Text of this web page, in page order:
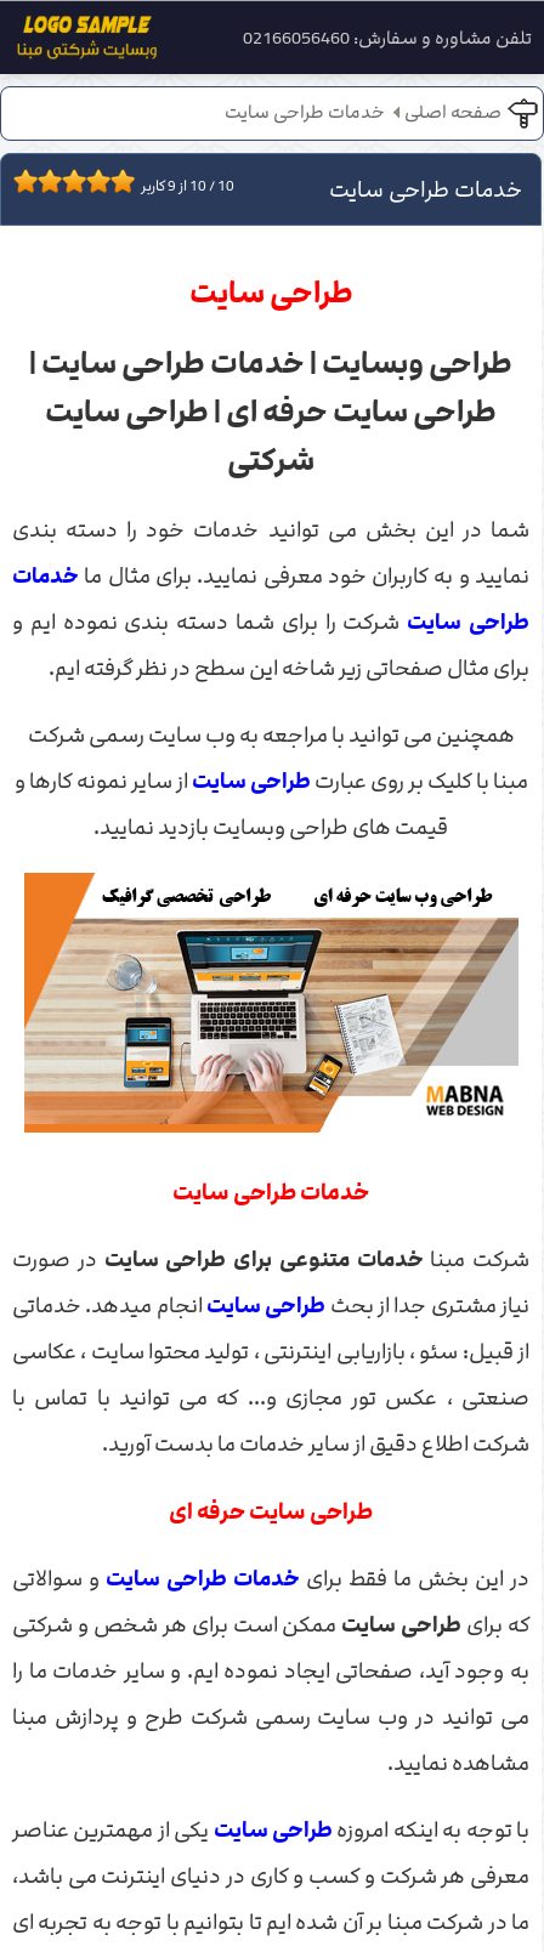
صفحه اصلی خدمات طراحی سایت
خدمات طراحی سایت 10/10 از 9کاربر
طراحی سایت
طراحی وبسایت | خدمات طراحی سایت |
طراحی سایت حرفه ای | طراحی سایت
شرکتی
شما در این بخش می توانید خدمات خود را دسته بندی
نمایید و به کاربران خود معرفی نمایید. برای مثال ما خدمات
طراحی سایت شرکت را برای شما دسته بندی نموده ایم و
برای مثال صفحاتی زیر شاخه این سطح در نظر گرفته ایم.
همچنین می توانید با مراجعه به وب سایت رسمی شرکت
مبنا با کلیک بر روی عبارتطراحی سایتاز سایر نمونه کارها و
قیمت های طراحی وبسایت بازدید نمایید.
خدمات طراحی سایت
شرکت مبنا خدمات متنوعی برای طراحی سایت در صورت
نیاز مشتری جدا از بحث طراحی سایتانجام میدهد. خدماتی
از قبیل: سئو ، بازاریابی اینترنتی ، تولید محتوا سایت ، عکاسی
صنعتی ، عکس تور مجازی و... که می توانید با تماس با
شرکت اطلاع دقیق از سایر خدمات ما بدست آورید.
طراحی سایت حرفه ای
در این بخش ما فقط برای خدمات طراحی سایت و سوالاتی
که برای طراحی سایت ممکن است برای هر شخص و شرکتی
به وجود آید، صفحاتی ایجاد نموده ایم. و سایر خدمات ما را
می توانید در وب سایت رسمی شرکت طرح و پردازش مبنا
مشاهده نمایید.
با توجه به اینکه امروزهطراحی سایت یکی از مهمترین عناصر
معرفی هر شرکت و کسب و کاری در دنیای اینترنت می باشد،
ما در شرکت مبنا بر آن شده ایم تا بتوانیم با توجه به تجربه ای
تلفن مشاوره و سفارش: 02166056460